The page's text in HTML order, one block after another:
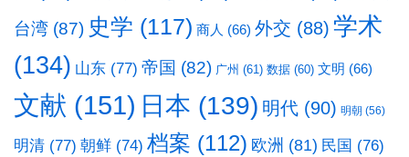
台湾 (87) 史学 (117) 商人 (66) 外交 (88) 学术
(134) 山东 (77) 帝国 (82) 广州 (61) 数据 (60) 文明 (66)
文献 (151) 日本 (139) 明代 (90) 明朝 (56)
明清 (77) 朝鲜 (74) 档案 (112) 欧洲 (81) 民国 (76)